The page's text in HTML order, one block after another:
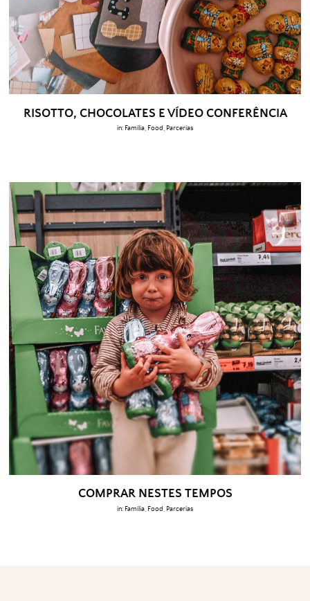
RISOTTO, CHOCOLATES E VÍDEO CONFERÊNCIA
in: Família Food Parcerias
COMPRAR NESTES TEMPOS
in: Família Food Parcerias